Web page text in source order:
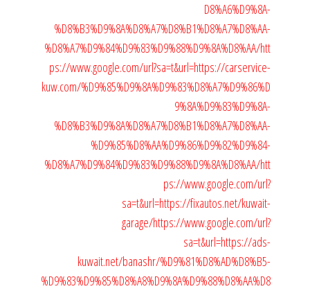
D8%A6%D9%8A-
%D8%B3%D9%8A%D8%A7%D8%B1%D8%A7%D8%AA-
%D8%A7%D9%84%D9%83%D9%88%D9%8A%D8%AA/htt
ps://www.google.com/url?sa=t&url=https://carservice-
kuw.com/%D9%85%D9%8A%D9%83%D8%A7%D9%86%D
9%8A%D9%83%D9%8A-
%D8%B3%D9%8A%D8%A7%D8%B1%D8%A7%D8%AA-
%D9%85%D8%AA%D9%86%D9%82%D9%84-
%D8%A7%D9%84%D9%83%D9%88%D9%8A%D8%AA/htt
ps://www.google.com/url?
sa=t&url=https://fixautos.net/kuwait-
garage/https://www.google.com/url?
sa=t&url=https://ads-
kuwait.net/banashr/%D9%81%D8%AD%D8%B5-
%D9%83%D9%85%D8%A8%D9%8A%D9%88%D8%AA%D8